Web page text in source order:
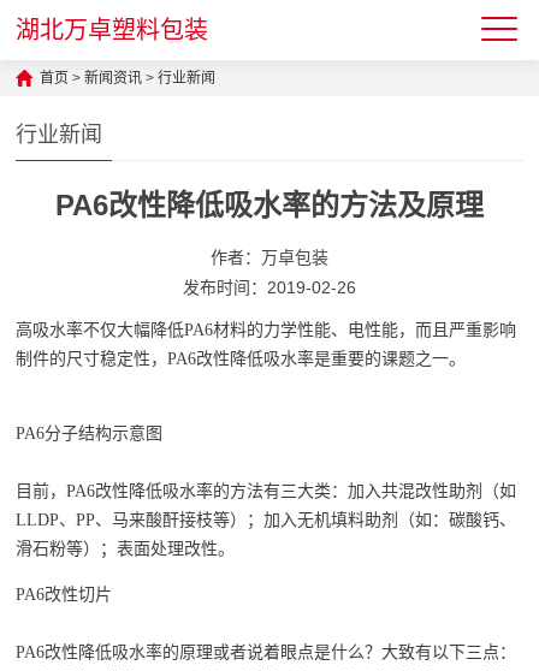
湖北万卓塑料包装
首页 >新闻资讯 >行业新闻
行业新闻
PA6改性降低吸水率的方法及原理
作者：万卓包装
发布时间：2019-02-26
高吸水率不仅大幅降低PA6材料的力学性能、电性能，而且严重影响
制件的尺寸稳定性，PA6改性降低吸水率是重要的课题之一。
PA6分子结构示意图
目前，PA6改性降低吸水率的方法有三大类：加入共混改性助剂（如
LLDP、PP、马来酸酐接枝等）；加入无机填料助剂（如：碳酸钙、
滑石粉等）；表面处理改性。
PA6改性切片
PA6改性降低吸水率的原理或者说着眼点是什么？大致有以下三点：